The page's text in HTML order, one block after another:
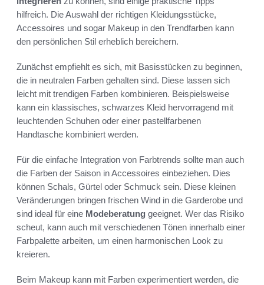
hilfreich. Die Auswahl der richtigen Kleidungsstücke,
Accessoires und sogar Makeup in den Trendfarben kann
den persönlichen Stil erheblich bereichern.
Zunächst empfiehlt es sich, mit Basisstücken zu beginnen,
die in neutralen Farben gehalten sind. Diese lassen sich
leicht mit trendigen Farben kombinieren. Beispielsweise
kann ein klassisches, schwarzes Kleid hervorragend mit
leuchtenden Schuhen oder einer pastellfarbenen
Handtasche kombiniert werden.
Für die einfache Integration von Farbtrends sollte man auch
die Farben der Saison in Accessoires einbeziehen. Dies
können Schals, Gürtel oder Schmuck sein. Diese kleinen
Veränderungen bringen frischen Wind in die Garderobe und
sind ideal für eine Modeberatung geeignet. Wer das Risiko
scheut, kann auch mit verschiedenen Tönen innerhalb einer
Farbpalette arbeiten, um einen harmonischen Look zu
kreieren.
Beim Makeup kann mit Farben experimentiert werden, die